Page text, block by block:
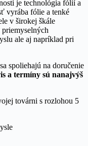
je technológia fólií a
vyrába fólie a tenké
v širokej škále
ale aj napríklad pri
spoliehajú na doručenie
a termíny sú nanajvýš
továrni s rozlohou 5